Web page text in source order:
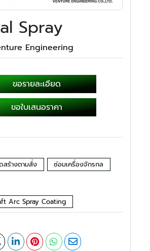
Spray
Engineering
ขอรายละเอียด
ขอใบเสนอราคา
สร้างตามสั่ง ซ่อมเครื่องจักรกล
Arc Spray Coating